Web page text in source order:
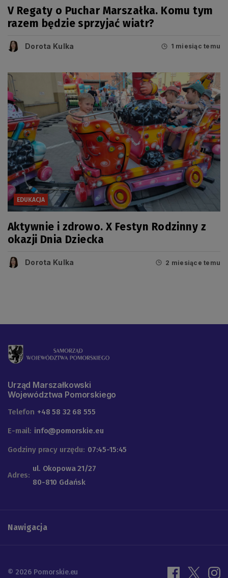
V Regaty o Puchar Marszałka. Komu tym
razem będzie sprzyjać wiatr?
Dorota Kulka 1 miesiąc temu
EDUKACJA
Aktywnie i zdrowo. X Festyn Rodzinny z
okazji Dnia Dziecka
Dorota Kulka 2 miesiące temu
Urząd Marszałkowski
Województwa Pomorskiego
Telefon +48 58 32 68 555
E-mail: info@pomorskie.eu
Godziny pracy urzędu: 07:45-15:45
Adres:
ul. Okopowa 21/27
80-810 Gdańsk
Nawigacja
© 2026 Pomorskie.eu